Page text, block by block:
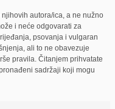
autora/ica, a ne nužno
i neće odgovarati za
psovanja i vulgaran
ali to ne obavezuje
pravila. Čitanjem prihvatate
sadržaji koji mogu